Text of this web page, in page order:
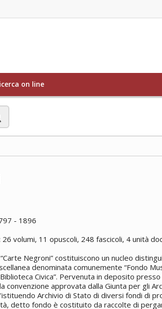
on line
- 1896
26 volumi, 11 opuscoli, 248 fascicoli, 4 unità
Negroni” costituiscono un nucleo
denominata comunemente “Fondo
Civica”. Pervenuta in deposito presso
convenzione approvata dalla Giunta per gli
Archivio di Stato di diversi fondi di
detto fondo è costituito da raccolte di